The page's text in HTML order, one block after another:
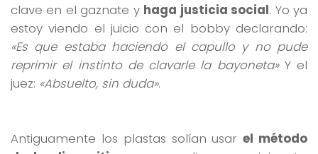
clave en el gaznate y haga justicia social. Yo ya
estoy viendo el juicio con el bobby declarando:
«Es que estaba haciendo el capullo y no pude
reprimir el instinto de clavarle la bayoneta»Y el
juez: «Absuelto, sin duda».
Antiguamente los plastas solían usarel método